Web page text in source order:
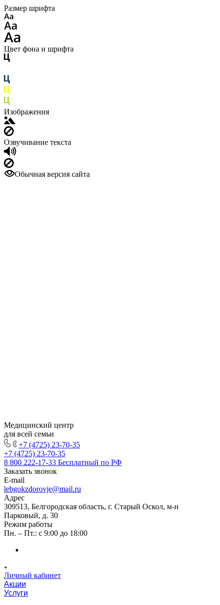
Размер шрифта
Цвет фона и шрифта
Изображения
Озвучивание текста
Обычная версия сайта
Медицинский центр
для всей семьи
+7 (4725) 23-70-35
+7 (4725) 23-70-35
8 800 222-17-33 Бесплатный по РФ
Заказать звонок
E-mail
lebgokzdorovje@mail.ru
Адрес
309513, Белгородская область, г. Старый Оскол, м-н
Парковый, д. 30
Режим работы
Пн. – Пт.: с 9:00 до 18:00
Личный кабинет
Акции
Услуги